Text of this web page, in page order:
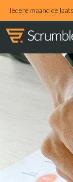
Iedere maand de